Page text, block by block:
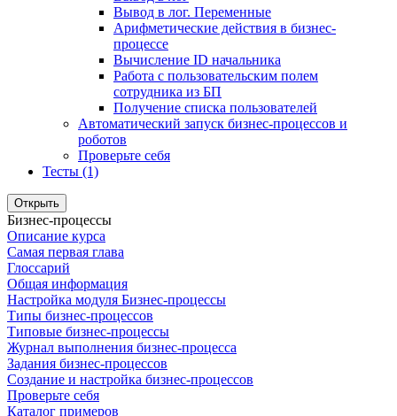
Вывод в лог. Переменные
Арифметические действия в бизнес-
процессе
Вычисление ID начальника
Работа с пользовательским полем
сотрудника из БП
Получение списка пользователей
Автоматический запуск бизнес-процессов и
роботов
Проверьте себя
Тесты (1)
Открыть
Бизнес-процессы
Описание курса
Самая первая глава
Глоссарий
Общая информация
Настройка модуля Бизнес-процессы
Типы бизнес-процессов
Типовые бизнес-процессы
Журнал выполнения бизнес-процесса
Задания бизнес-процессов
Создание и настройка бизнес-процессов
Проверьте себя
Каталог примеров